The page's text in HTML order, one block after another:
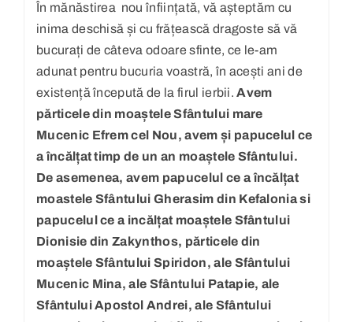
În mănăstirea nou înființată, vă așteptăm cu
inima deschisă și cu frățească dragoste să vă
bucurați de câteva odoare sfinte, ce le-am
adunat pentru bucuria voastră, în acești ani de
existență începută de la firul ierbii.Avem
părticele din moaștele Sfântului mare
Mucenic Efrem cel Nou, avem și papucelul ce
a încălțat timp de un an moaștele Sfântului.
De asemenea, avem papucelul ce a încălțat
moastele Sfântului Gherasim din Kefalonia si
papucelul ce a incălțat moaștele Sfântului
Dionisie din Zakynthos, părticele din
moaștele Sfântului Spiridon, ale Sfântului
Mucenic Mina, ale Sfântului Patapie, ale
Sfântului Apostol Andrei, ale Sfântului